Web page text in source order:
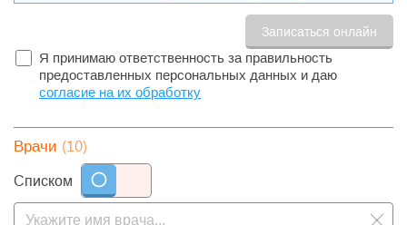
Я принимаю ответственность за правильность
предоставленных персональных данных и даю
согласие на их обработку
Врачи (10)
Списком